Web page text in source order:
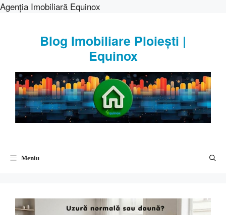
Agenția Imobiliară Equinox
Blog Imobiliare Ploiești |
Equinox
Meniu